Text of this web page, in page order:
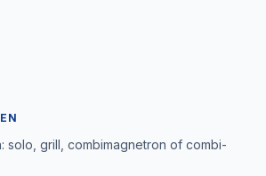
solo, grill, combimagnetron of combi-